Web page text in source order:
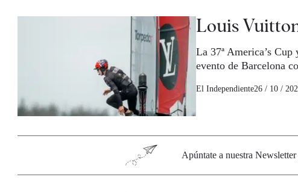
Louis
La 37ª America’s
evento de Barcelona
El Independiente26 / 10 /
Apúntate a nuestra